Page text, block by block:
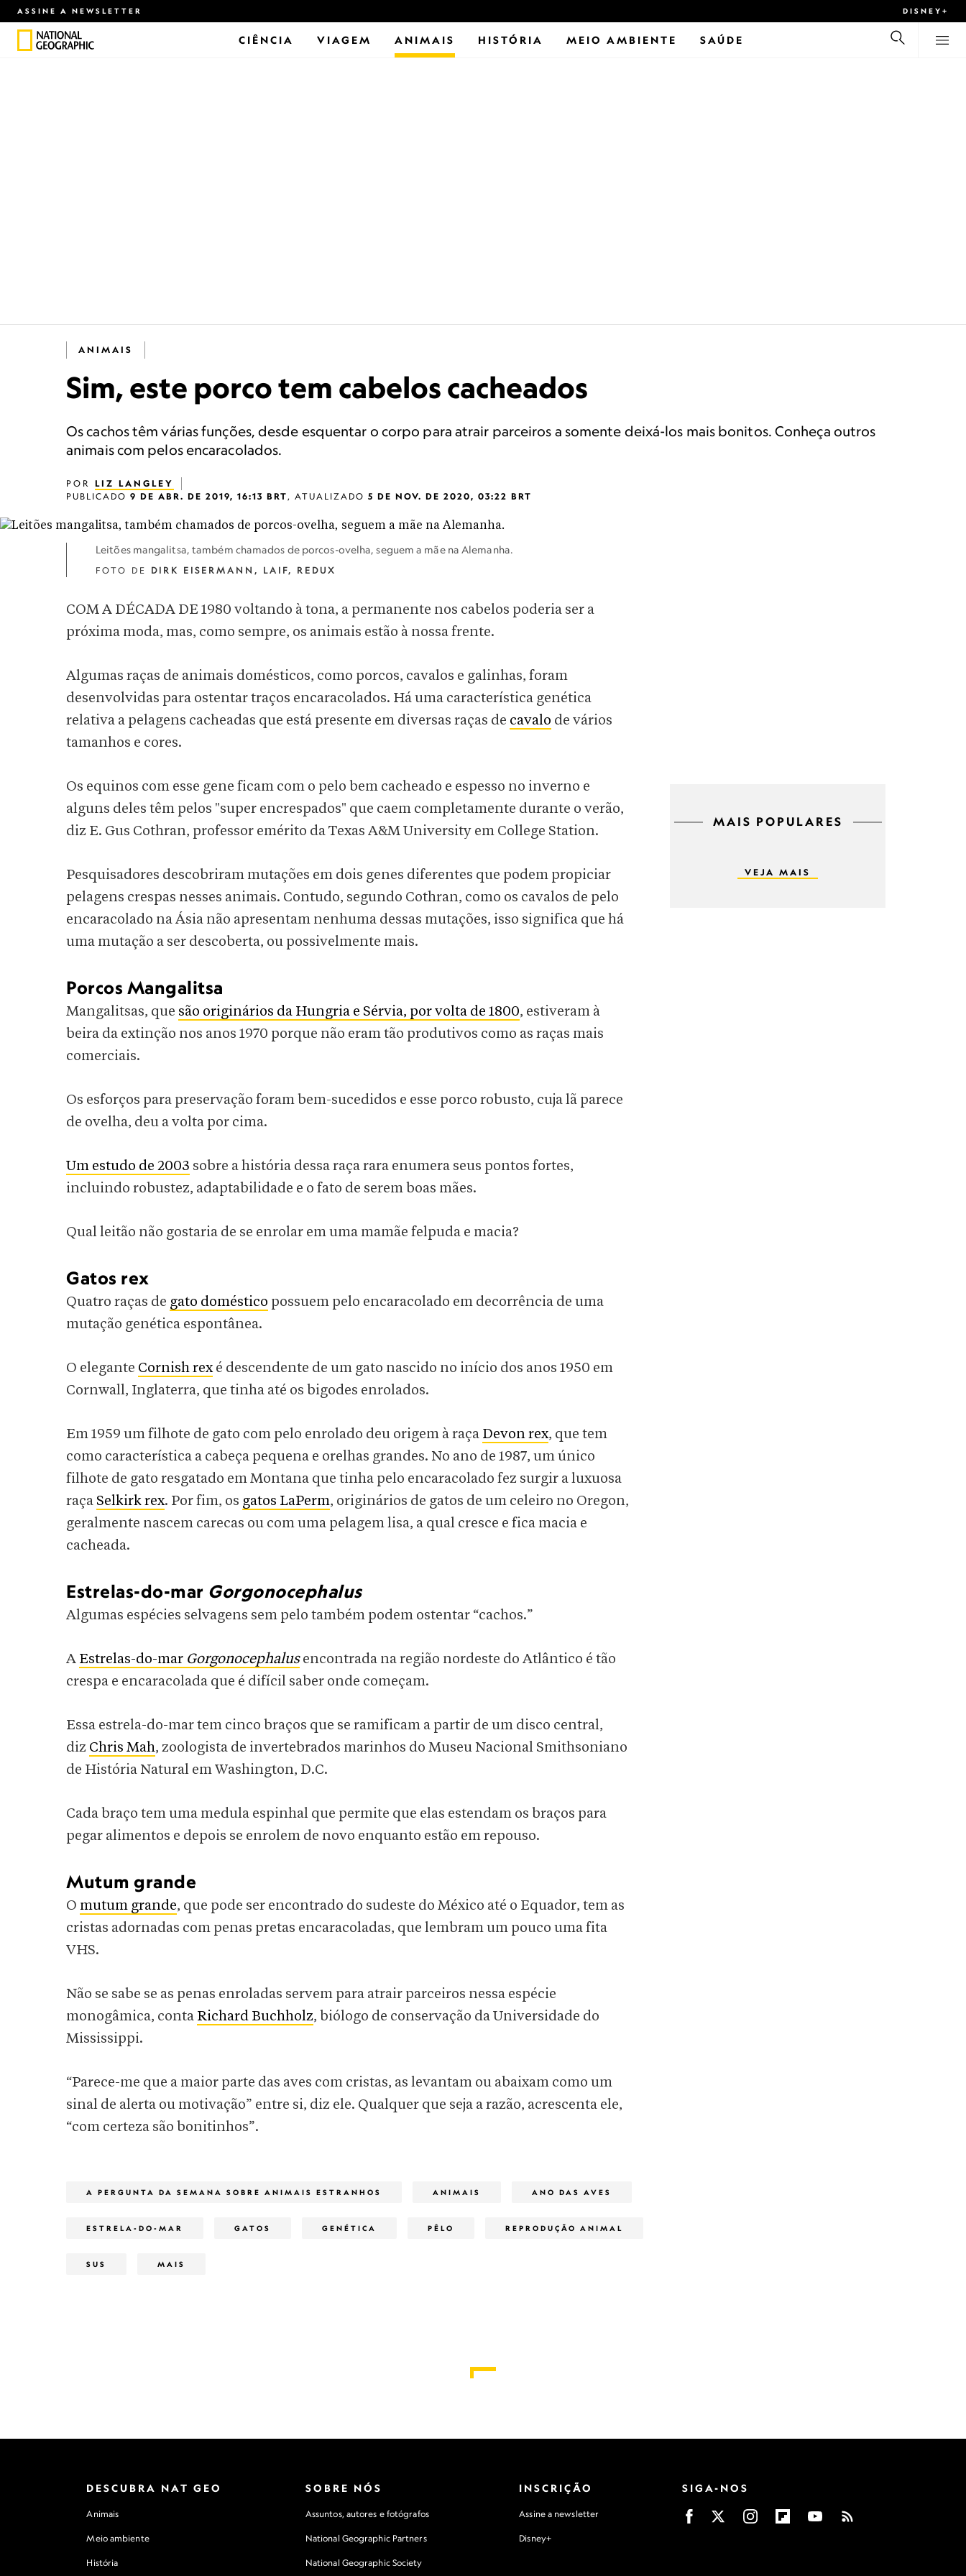
ASSINE A NEWSLETTER DISNEY+
CIÊNCIA VIAGEM ANIMAIS HISTÓRIA MEIO AMBIENTE SAÚDE
ANIMAIS
Sim, este porco tem cabelos cacheados
Os cachos têm várias funções, desde esquentar o corpo para atrair parceiros a somente deixá-los mais bonitos. Conheça outros
animais com pelos encaracolados.
POR LIZ LANGLEY
PUBLICADO 9 DE ABR. DE 2019, 16:13 BRT, ATUALIZADO 5 DE NOV. DE 2020, 03:22 BRT
Leitões mangalitsa, também chamados de porcos-ovelha, seguem a mãe na Alemanha.
FOTO DE DIRK EISERMANN, LAIF, REDUX
COM A DÉCADA DE 1980 voltando à tona, a permanente nos cabelos poderia ser a
próxima moda, mas, como sempre, os animais estão à nossa frente.
Algumas raças de animais domésticos, como porcos, cavalos e galinhas, foram
desenvolvidas para ostentar traços encaracolados. Há uma característica genética
relativa a pelagens cacheadas que está presente em diversas raças de cavalo de vários
tamanhos e cores.
Os equinos com esse gene ficam com o pelo bem cacheado e espesso no inverno e
alguns deles têm pelos "super encrespados" que caem completamente durante o verão,
diz E. Gus Cothran, professor emérito da Texas A&M University em College Station.
Pesquisadores descobriram mutações em dois genes diferentes que podem propiciar
pelagens crespas nesses animais. Contudo, segundo Cothran, como os cavalos de pelo
encaracolado na Ásia não apresentam nenhuma dessas mutações, isso significa que há
uma mutação a ser descoberta, ou possivelmente mais.
Porcos Mangalitsa
Mangalitsas, que são originários da Hungria e Sérvia, por volta de 1800, estiveram à
beira da extinção nos anos 1970 porque não eram tão produtivos como as raças mais
comerciais.
Os esforços para preservação foram bem-sucedidos e esse porco robusto, cuja lã parece
de ovelha, deu a volta por cima.
Um estudo de 2003 sobre a história dessa raça rara enumera seus pontos fortes,
incluindo robustez, adaptabilidade e o fato de serem boas mães.
Qual leitão não gostaria de se enrolar em uma mamãe felpuda e macia?
Gatos rex
Quatro raças de gato doméstico possuem pelo encaracolado em decorrência de uma
mutação genética espontânea.
O elegante Cornish rexé descendente de um gato nascido no início dos anos 1950 em
Cornwall, Inglaterra, que tinha até os bigodes enrolados.
Em 1959 um filhote de gato com pelo enrolado deu origem à raça Devon rex, que tem
como característica a cabeça pequena e orelhas grandes. No ano de 1987, um único
filhote de gato resgatado em Montana que tinha pelo encaracolado fez surgir a luxuosa
raça Selkirk rex. Por fim, os gatos LaPerm, originários de gatos de um celeiro no Oregon,
geralmente nascem carecas ou com uma pelagem lisa, a qual cresce e fica macia e
cacheada.
Estrelas-do-mar Gorgonocephalus
Algumas espécies selvagens sem pelo também podem ostentar “cachos.”
A Estrelas-do-mar Gorgonocephalusencontrada na região nordeste do Atlântico é tão
crespa e encaracolada que é difícil saber onde começam.
Essa estrela-do-mar tem cinco braços que se ramificam a partir de um disco central,
diz Chris Mah, zoologista de invertebrados marinhos do Museu Nacional Smithsoniano
de História Natural em Washington, D.C.
Cada braço tem uma medula espinhal que permite que elas estendam os braços para
pegar alimentos e depois se enrolem de novo enquanto estão em repouso.
Mutum grande
O mutum grande, que pode ser encontrado do sudeste do México até o Equador, tem as
cristas adornadas com penas pretas encaracoladas, que lembram um pouco uma fita
VHS.
Não se sabe se as penas enroladas servem para atrair parceiros nessa espécie
monogâmica, conta Richard Buchholz, biólogo de conservação da Universidade do
Mississippi.
“Parece-me que a maior parte das aves com cristas, as levantam ou abaixam como um
sinal de alerta ou motivação” entre si, diz ele. Qualquer que seja a razão, acrescenta ele,
“com certeza são bonitinhos”.
MAIS POPULARES
VEJA MAIS
A PERGUNTA DA SEMANA SOBRE ANIMAIS ESTRANHOS ANIMAIS ANO DAS AVES
ESTRELA-DO-MAR GATOS GENÉTICA PÊLO REPRODUÇÃO ANIMAL
SUS MAIS
DESCUBRA NAT GEO
Animais
Meio ambiente
História
SOBRE NÓS
Assuntos, autores e fotógrafos
National Geographic Partners
National Geographic Society
INSCRIÇÃO
Assine a newsletter
Disney+
SIGA-NOS